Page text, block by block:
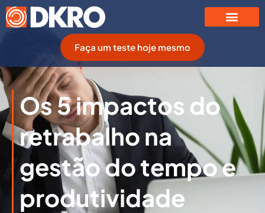
Faça um teste hoje mesmo
Os 5 impactos do
retrabalho na
gestão do tempo e
produtividade